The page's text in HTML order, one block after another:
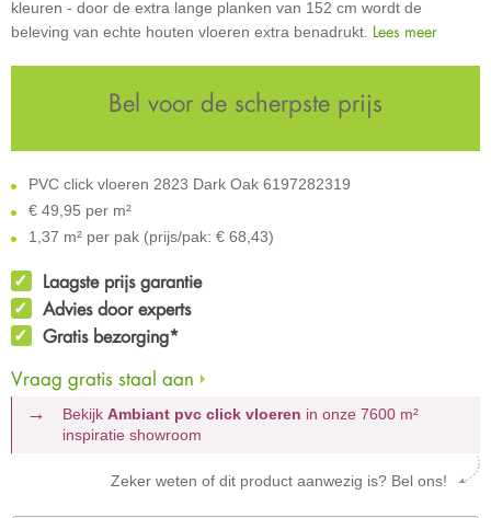
kleuren - door de extra lange planken van 152 cm wordt de
beleving van echte houten vloeren extra benadrukt. Lees meer
Bel voor de scherpste prijs
PVC click vloeren 2823 Dark Oak 6197282319
€ 49,95 per m²
1,37 m² per pak (prijs/pak: € 68,43)
Laagste prijs garantie
Advies door experts
Gratis bezorging*
Vraag gratis staal aan
Bekijk Ambiant pvc click vloeren in onze 7600 m²
inspiratie showroom
Zeker weten of dit product aanwezig is? Bel ons!